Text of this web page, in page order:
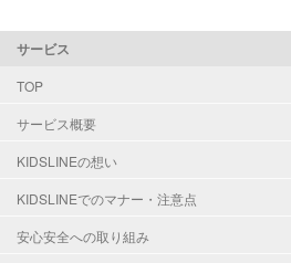
サービス
TOP
サービス概要
KIDSLINEの想い
KIDSLINEでのマナー・注意点
安心安全への取り組み